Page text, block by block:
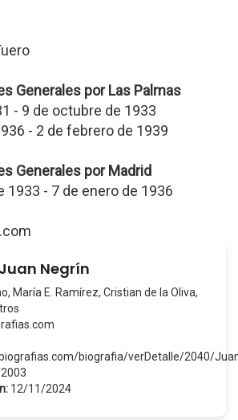
Generales por Las Palmas
- 9 de octubre de 1933
- 2 de febrero de 1939
Generales por Madrid
1933 - 7 de enero de 1936
Negrín
María E. Ramírez, Cristian de la Oliva,
biografia/verDetalle/2040/
12/11/2024